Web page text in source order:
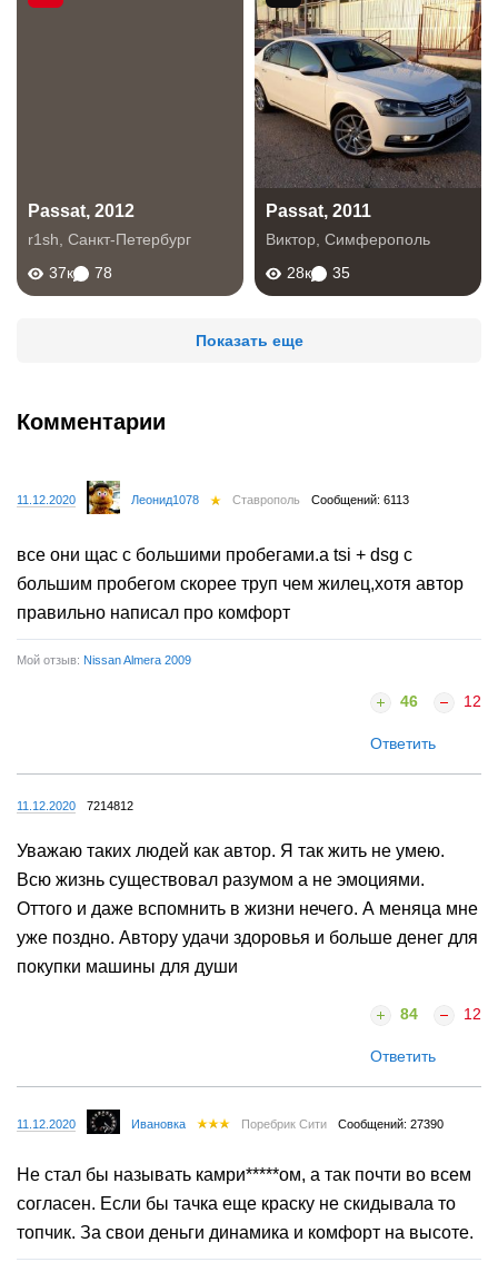
Passat, 2012
r1sh Санкт-Петербург
37к
78
Passat, 2011
Виктор Симферополь
28к
35
Показать еще
Комментарии
11.12.2020 Леонид1078 Ставрополь Сообщений: 6113
все они щас с большими пробегами.а tsi + dsg с
большим пробегом скорее труп чем жилец,хотя автор
правильно написал про комфорт
Мой отзыв: Nissan Almera 2009
46 12
Ответить
11.12.2020 7214812
Уважаю таких людей как автор. Я так жить не умею.
Всю жизнь существовал разумом а не эмоциями.
Оттого и даже вспомнить в жизни нечего. А меняца мне
уже поздно. Автору удачи здоровья и больше денег для
покупки машины для души
84 12
Ответить
11.12.2020 Ивановка Поребрик Сити Сообщений: 27390
Не стал бы называть камри*****ом, а так почти во всем
согласен. Если бы тачка еще краску не скидывала то
топчик. За свои деньги динамика и комфорт на высоте.